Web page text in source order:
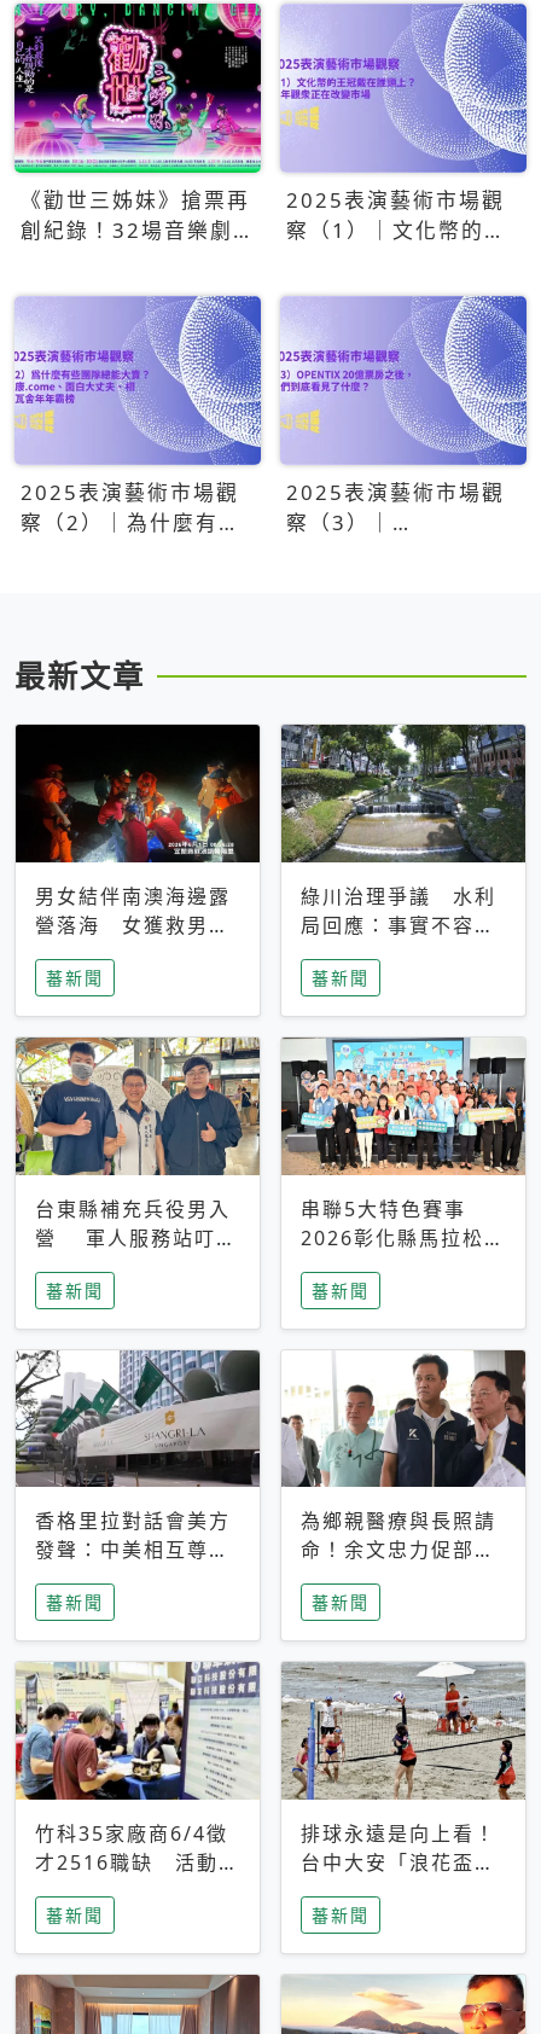
《勸世三姊妹》搶票再
創紀錄！32場音樂劇
2025表演藝術市場觀
察（1）｜文化幣的王
眾正在改變市場
2025表演藝術市場觀
察（2）｜為什麼有些
2025表演藝術市場觀
察（3）｜
最新文章
男女結伴南澳海邊露
營落海 女獲救男仍
搜救中
蕃新聞
綠川治理爭議 水利
局回應：事實不容被
選擇性解讀
蕃新聞
台東縣補充兵役男入
營 軍人服務站叮嚀
及歡送
蕃新聞
串聯5大特色賽事
2026彰化縣馬拉松嘉
年華啟動
蕃新聞
香格里拉對話會美方
發聲：中美相互尊
重、良性溝通事關全
球和平穩定
蕃新聞
為鄉親醫療與長照請
命！余文忠力促部苗
升格「台大苗栗分
院」
蕃新聞
竹科35家廠商6/4徵
才2516職缺 活動當
天完成面試2家廠商
即可參加抽獎
蕃新聞
排球永遠是向上看！
台中大安「浪花盃」
沙排賽今日起跑 烈
日、海風、餐車派對
引爆海線初夏
蕃新聞